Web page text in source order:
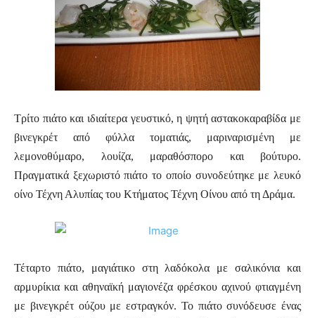
Τρίτο πιάτο και ιδιαίτερα γευστικό, η ψητή αστακοκαραβίδα με
βινεγκρέτ από φύλλα τοματιάς, μαριναρισμένη με
λεμονοθύμαρο, λουίζα, μαραθόσπορο και βούτυρο.
Πραγματικά ξεχωριστό πιάτο το οποίο συνοδεύτηκε με λευκό
οίνο Τέχνη Αλυπίας του Κτήματος Τέχνη Οίνου από τη Δράμα.
Τέταρτο πιάτο, μαγιάτικο στη λαδόκολα με σαλικόνια και
αρμυρίκια και αθηναϊκή μαγιονέζα φρέσκου αχινού φτιαγμένη
με βινεγκρέτ ούζου με εστραγκόν. Το πιάτο συνόδευσε ένας